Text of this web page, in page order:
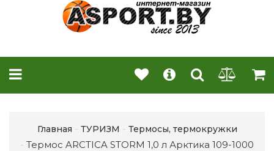
Главная ТУРИЗМ Термосы, термокружки
Термос ARCTICA STORM 1,0 л Арктика 109-1000